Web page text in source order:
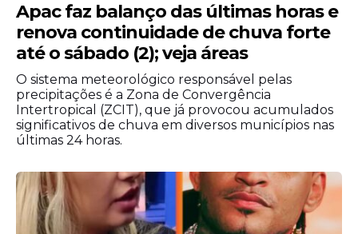
Apac faz balanço das últimas horas e
renova continuidade de chuva forte
até o sábado (2); veja áreas
O sistema meteorológico responsável pelas
precipitações é a Zona de Convergência
Intertropical (ZCIT), que já provocou acumulados
significativos de chuva em diversos municípios nas
últimas 24 horas.